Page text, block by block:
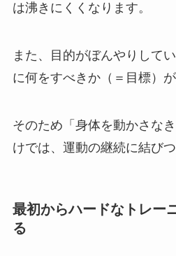
は沸きにくくなります。
また、目的がぼんやりして
に何をすべきか（＝目標）
そのため「身体を動かさな
けでは、運動の継続に結びつ
最初からハードなトレー
る